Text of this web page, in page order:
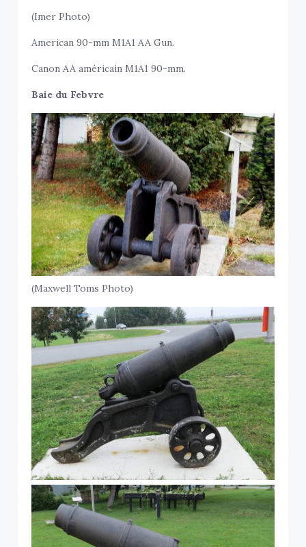
(Imer Photo)
American 90-mm M1A1 AA Gun.
Canon AA américain M1A1 90-mm.
Baie du Febvre
(Maxwell Toms Photo)